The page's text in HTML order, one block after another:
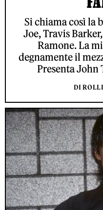
Si chiama così la
Joe, Travis
Ramone. La
degnamente il
Presenta John
DI